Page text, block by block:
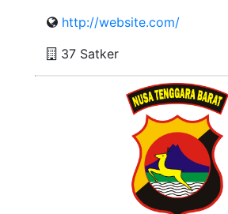
http://website.com/
37 Satker